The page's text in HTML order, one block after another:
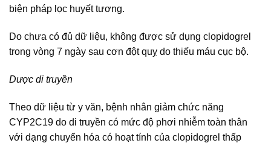
biện pháp lọc huyết tương.
Do chưa có đủ dữ liệu, không được sử dụng clopidogrel
trong vòng 7 ngày sau cơn đột quỵ do thiếu máu cục bộ.
Dược di truyền
Theo dữ liệu từ y văn, bệnh nhân giảm chức năng
CYP2C19 do di truyền có mức độ phơi nhiễm toàn thân
với dạng chuyển hóa có hoạt tính của clopidogrel thấp